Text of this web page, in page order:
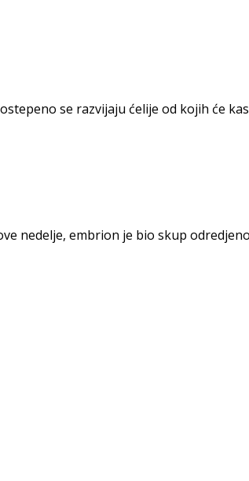
se razvijaju ćelije od kojih će
nedelje, embrion je bio skup